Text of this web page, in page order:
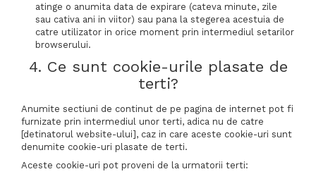
atinge o anumita data de expirare (cateva minute, zile
sau cativa ani in viitor) sau pana la stegerea acestuia de
catre utilizator in orice moment prin intermediul setarilor
browserului.
4. Ce sunt cookie-urile plasate de
terti?
Anumite sectiuni de continut de pe pagina de internet pot fi
furnizate prin intermediul unor terti, adica nu de catre
[detinatorul website-ului], caz in care aceste cookie-uri sunt
denumite cookie-uri plasate de terti.
Aceste cookie-uri pot proveni de la urmatorii terti: